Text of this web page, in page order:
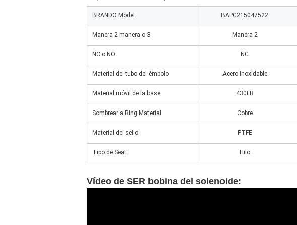
BRANDO Model BAPC215047522
Manera 2 manera o 3 Manera 2
NC o NO NC
Material del tubo del émbolo Acero inoxidable
Material móvil de la base 430FR
Sombrear a Ring Material Cobre
Material del sello PTFE
Tipo de Seat Hilo
Vídeo de SER bobina del solenoide: